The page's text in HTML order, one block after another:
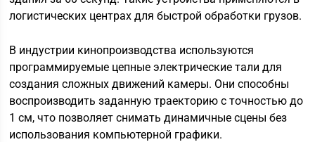
логистических центрах для быстрой обработки грузов.
В индустрии кинопроизводства используются
программируемые цепные электрические тали для
создания сложных движений камеры. Они способны
воспроизводить заданную траекторию с точностью до
1 см, что позволяет снимать динамичные сцены без
использования компьютерной графики.